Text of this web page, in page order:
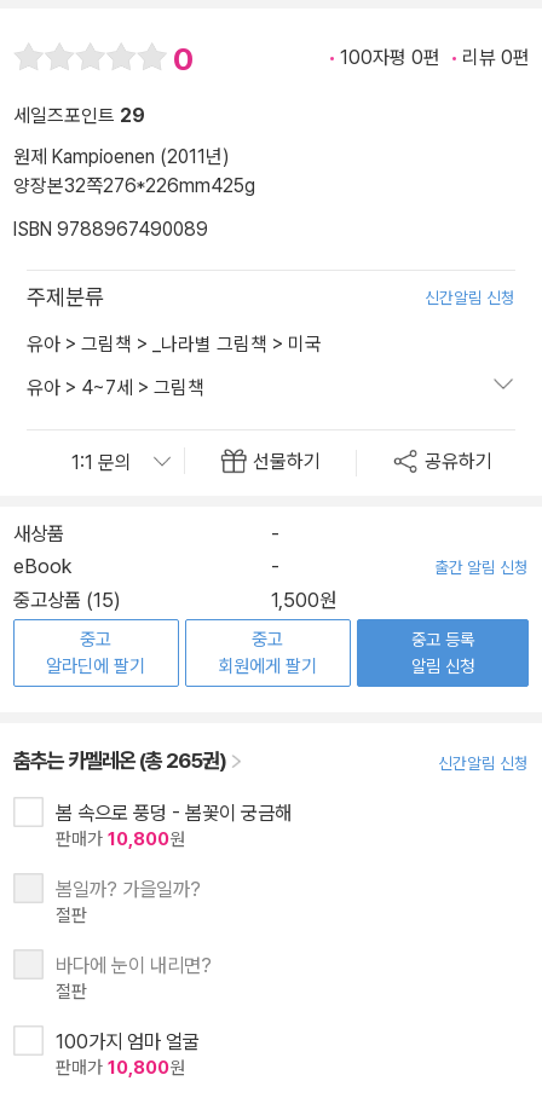
0 100자평 0편 리뷰 0편
세일즈포인트 29
원제 Kampioenen (2011년)
양장본32쪽276*226mm425g
ISBN 9788967490089
주제분류 신간알림 신청
유아 > 그림책 > _나라별 그림책 > 미국
유아 > 4~7세 > 그림책
선물하기 공유하기
새상품
-
eBook
- 출간 알림 신청
중고상품 (15) 1,500원
중고
알라딘에 팔기
중고
회원에게 팔기
중고 등록
알림 신청
춤추는 카멜레온 (총 265권) 신간알림 신청
봄 속으로 풍덩 - 봄꽃이 궁금해
판매가 10,800원
봄일까? 가을일까?
절판
바다에 눈이 내리면?
절판
100가지 엄마 얼굴
판매가 10,800원